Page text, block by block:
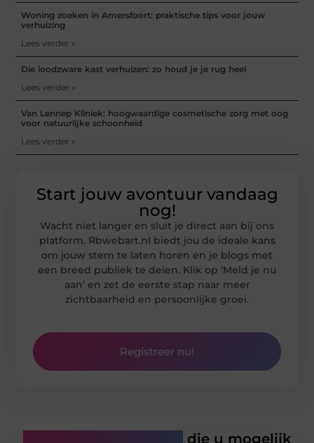
Woning zoeken in Amersfoort: praktische tips voor jouw
verhuizing
Lees verder »
Die loodzware kast verhuizen: zo houd je je rug heel
Lees verder »
Van Lennep Kliniek: hoogwaardige cosmetische zorg met oog
voor natuurlijke schoonheid
Lees verder »
Start jouw avontuur vandaag
nog!
Wacht niet langer en sluit je direct aan bij ons
platform. Rbwebart.nl biedt jou de ideale kans
om jouw stem te laten horen en je blogs met
een breed publiek te delen. Klik op ‘Meld je nu
aan’ en zet de eerste stap naar meer
zichtbaarheid en persoonlijke groei.
Registreer nu!
die u mogelijk